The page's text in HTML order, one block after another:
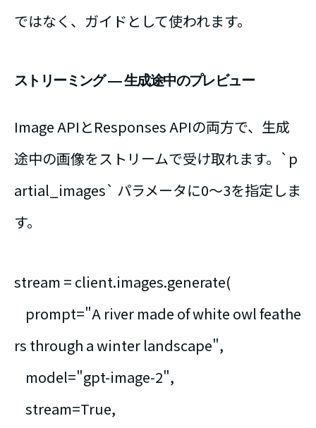
ではなく、ガイドとして使われます。
ストリーミング ― 生成途中のプレビュー
Image APIとResponses APIの両方で、生成
途中の画像をストリームで受け取れます。`p
artial_images` パラメータに0〜3を指定しま
す。
stream = client.images.generate(
prompt="A river made of white owl feathe
rs through a winter landscape",
model="gpt-image-2",
stream=True,